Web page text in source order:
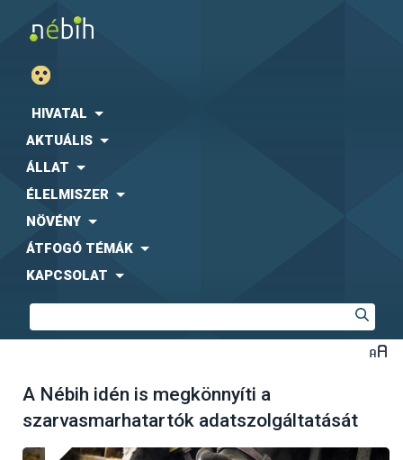
HIVATAL
AKTUÁLIS
ÁLLAT
ÉLELMISZER
NÖVÉNY
ÁTFOGÓ TÉMÁK
KAPCSOLAT
A Nébih idén is megkönnyíti a
szarvasmarhatartók adatszolgáltatását